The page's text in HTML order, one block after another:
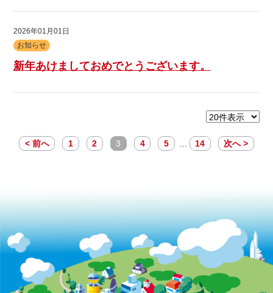
2026年01月01日
お知らせ
新年あけましておめでとうございます。
< 前へ 1 2 3 4 5 14 次へ >